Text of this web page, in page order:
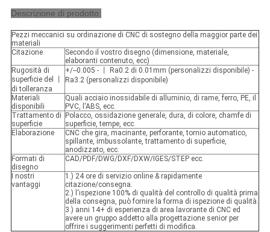
Descrizione di prodotto:
Pezzi meccanici su ordinazione di CNC di sostegno della maggior parte dei
materiali
Citazione
Secondo il vostro disegno (dimensione, materiale,
elaboranti contenuto, ecc)
Rugosità di
superficie del 丨
di tolleranza
+/--0.005 - 丨 Ra0.2 di 0.01mm (personalizzi disponibile) -
Ra3.2 (personalizzi disponibile)
Materiali
disponibili
Quali acciaio inossidabile di alluminio, di rame, ferro, PE, il
PVC, l'ABS, ecc.
Trattamento di
superficie
Polacco, ossidazione generale, dura, di colore, chamfe di
superficie, tempe, ecc.
Elaborazione
CNC che gira, macinante, perforante, tornio automatico,
spillante, imbussolante, trattamento di superficie,
anodizzato, ecc.
Formati di
disegno
CAD/PDF/DWG/DXF/DXW/IGES/STEP ecc.
I nostri
vantaggi
1.) 24 ore di servizio online & rapidamente
citazione/consegna.
2.) l'ispezione 100% di qualità del controllo di qualità prima
della consegna, può fornire la forma di ispezione di qualità.
3.) anni 14+ di esperienza di area lavorante di CNC ed
avere un gruppo addetto alla progettazione senior per
offrire i suggerimenti perfetti di modifica.